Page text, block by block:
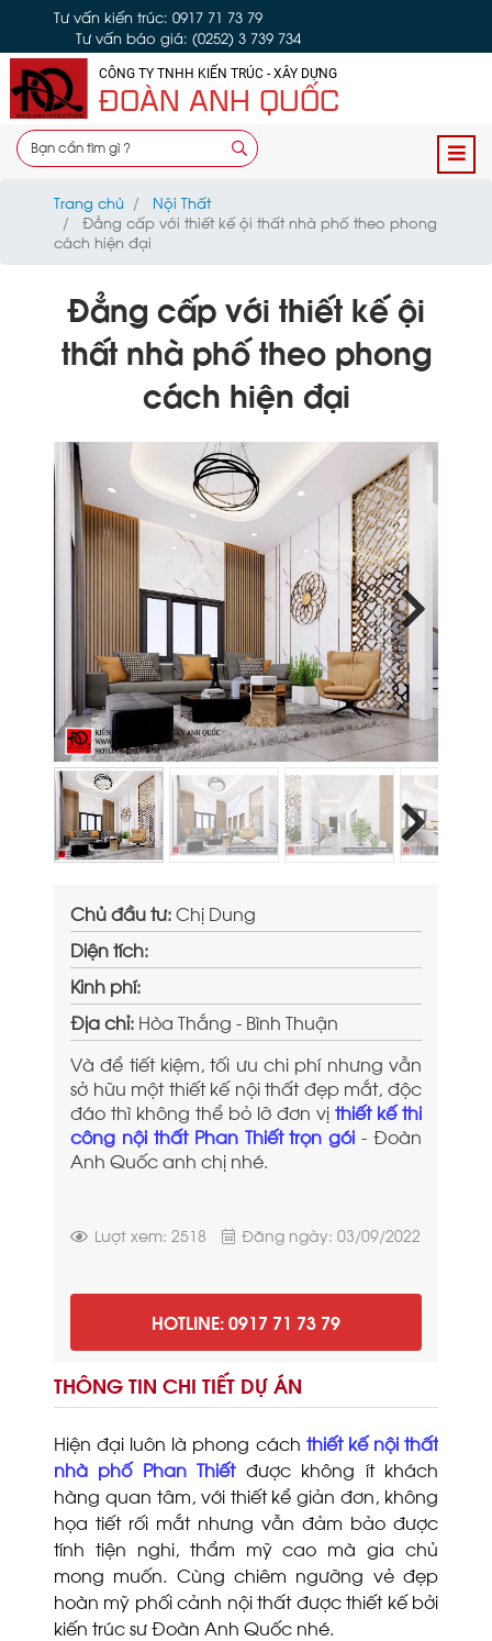
Tư vấn kiến trúc: 0917 71 73 79
Tư vấn báo giá: (0252) 3 739 734
CÔNG TY TNHH KIẾN TRÚC - XÂY DỰNG
ĐOÀN ANH QUỐC
Trang chủ
Nội Thất
Đẳng cấp với thiết kế ội thất nhà phố theo phong
cách hiện đại
Đẳng cấp với thiết kế ội
thất nhà phố theo phong
cách hiện đại
Next
Chủ đầu tư:Chị Dung
Diện tích:
Kinh phí:
Địa chỉ: Hòa Thắng - Bình Thuận
Và để tiết kiệm, tối ưu chi phí nhưng vẫn
sở hữu một thiết kế nội thất đẹp mắt, độc
đáo thì không thể bỏ lỡ đơn vị thiết kế thi
công nội thất Phan Thiết trọn gói - Đoàn
Anh Quốc anh chị nhé.
Lượt xem: 2518 Đăng ngày: 03/09/2022
HOTLINE: 0917 71 73 79
THÔNG TIN CHI TIẾT DỰ ÁN
Hiện đại luôn là phong cách thiết kế nội thất
nhà phố Phan Thiếtđược không ít khách
hàng quan tâm, với thiết kể giản đơn, không
họa tiết rối mắt nhưng vẫn đảm bảo được
tính tiện nghi, thẩm mỹ cao mà gia chủ
mong muốn. Cùng chiêm ngưỡng vẻ đẹp
hoàn mỹ phối cảnh nội thất được thiết kế bởi
kiến trúc sư Đoàn Anh Quốc nhé.